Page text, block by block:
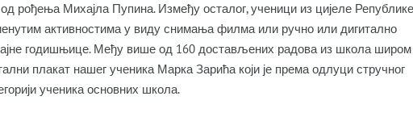
рођења Михајла Пупина. Између осталог, ученици из цијеле Републике
активностима у виду снимања филма или ручно или дигитално
годишњице. Међу више од 160 достављених радова из школа широм
плакат нашег ученика Марка Зарића који је према одлуци стручног
ученика основних школа.